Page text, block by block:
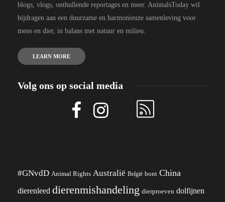
blogs, vlogs, onthullende reportages en meer. AnimalsToday wil
bijdragen aan een duurzame en harmonieuze samenleving voor
mens en dier, in balans met natuur en milieu.
LEARN MORE
Volg ons op social media
#GNvdD Animal Rights Australië België bont China
dierenleed dierenmishandeling dierproeven dolfijnen